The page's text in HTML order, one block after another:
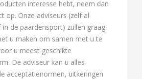
interesse hebt, neem dan
op. Onze adviseurs (zelf al
in de paardensport) zullen graag
u maken om samen met u te
u meest geschikte
De adviseur kan u alles
acceptatienormen, uitkeringen